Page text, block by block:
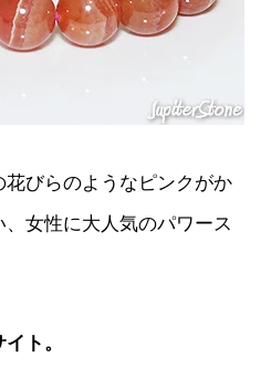
びらのようなピンクがか
女性に大人気のパワース
ト。